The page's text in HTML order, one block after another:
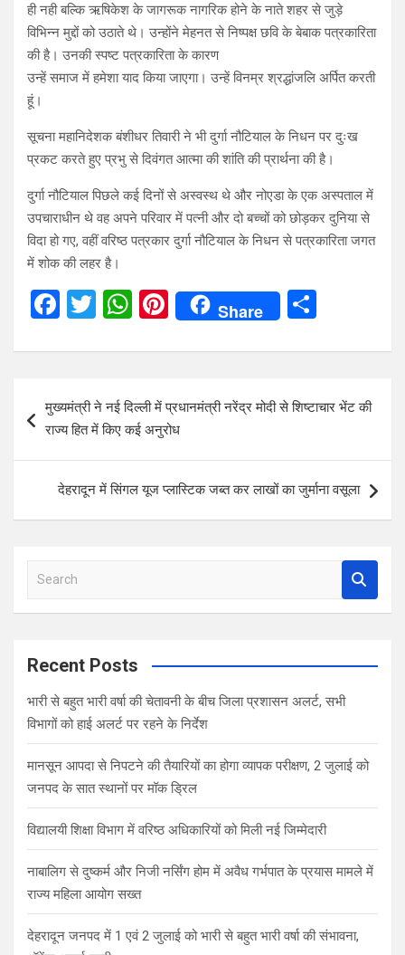
ही नही बल्कि ऋषिकेश के जागरूक नागरिक होने के नाते शहर से जुड़े
विभिन्न मुद्दों को उठाते थे। उन्होंने मेहनत से निष्पक्ष छवि के बेबाक पत्रकारिता
की है। उनकी स्पष्ट पत्रकारिता के कारण
उन्हें समाज में हमेशा याद किया जाएगा। उन्हें विनम्र श्रद्धांजलि अर्पित करती
हूं।
सूचना महानिदेशक बंशीधर तिवारी ने भी दुर्गा नौटियाल के निधन पर दुःख
प्रकट करते हुए प्रभु से दिवंगत आत्मा की शांति की प्रार्थना की है।
दुर्गा नौटियाल पिछले कई दिनों से अस्वस्थ थे और नोएडा के एक अस्पताल में
उपचाराधीन थे वह अपने परिवार में पत्नी और दो बच्चों को छोड़कर दुनिया से
विदा हो गए, वहीं वरिष्ठ पत्रकार दुर्गा नौटियाल के निधन से पत्रकारिता जगत
में शोक की लहर है।
F
ce
o
k
T
tt
er
W
at
A
p
Pi
er
t
Share
ar
navigation
मुख्यमंत्री ने नई दिल्ली में प्रधानमंत्री नरेंद्र मोदी से शिष्टाचार भेंट की
राज्य हित में किए कई अनुरोध
देहरादून में सिंगल यूज प्लास्टिक जब्त कर लाखों का जुर्माना वसूला
a
c
Recent Posts
भारी से बहुत भारी वर्षा की चेतावनी के बीच जिला प्रशासन अलर्ट, सभी
विभागों को हाई अलर्ट पर रहने के निर्देश
मानसून आपदा से निपटने की तैयारियों का होगा व्यापक परीक्षण, 2 जुलाई को
जनपद के सात स्थानों पर मॉक ड्रिल
विद्यालयी शिक्षा विभाग में वरिष्ठ अधिकारियों को मिली नई जिम्मेदारी
नाबालिग से दुष्कर्म और निजी नर्सिंग होम में अवैध गर्भपात के प्रयास मामले में
राज्य महिला आयोग सख्त
देहरादून जनपद में 1 एवं 2 जुलाई को भारी से बहुत भारी वर्षा की संभावना,